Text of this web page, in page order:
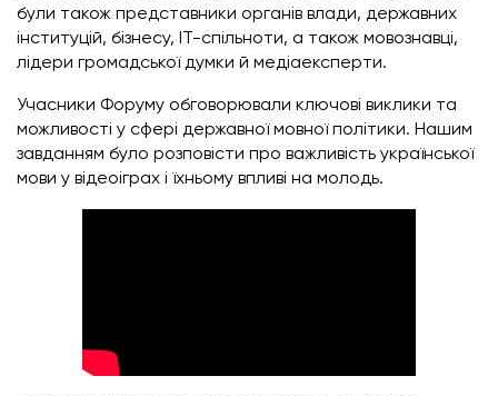
були також представники органів влади, державних
інституцій, бізнесу, ІТ-спільноти, а також мовознавці,
лідери громадської думки й медіаексперти.
Учасники Форуму обговорювали ключові виклики та
можливості у сфері державної мовної політики. Нашим
завданням було розповісти про важливість української
мови у відеоіграх і їхньому впливі на молодь.